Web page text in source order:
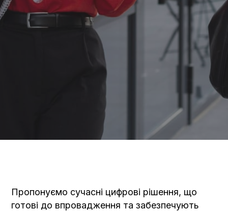
Пропонуємо сучасні цифрові рішення, що
готові до впровадження та забезпечують